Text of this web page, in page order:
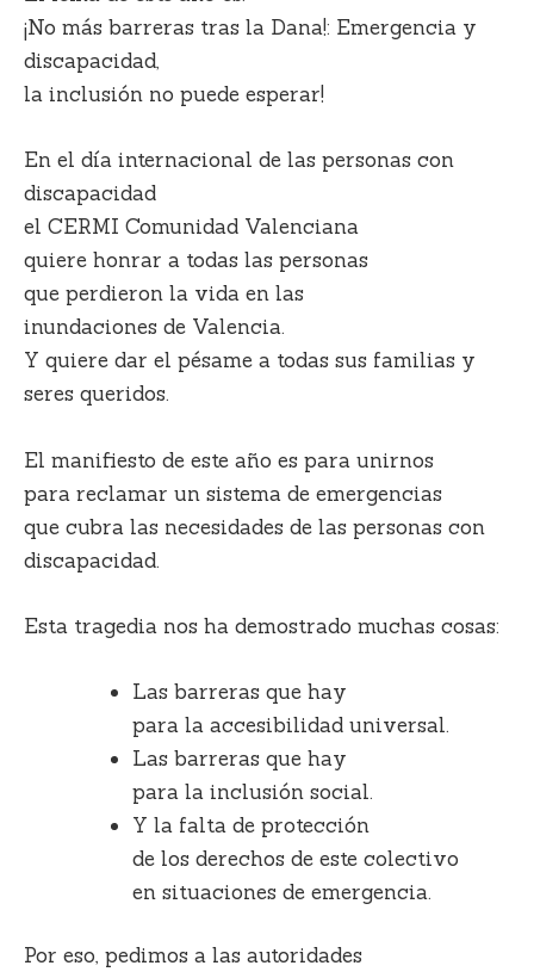
¡No más barreras tras la Dana!: Emergencia y
discapacidad,
la inclusión no puede esperar!
En el día internacional de las personas con
discapacidad
el CERMI Comunidad Valenciana
quiere honrar a todas las personas
que perdieron la vida en las
inundaciones de Valencia.
Y quiere dar el pésame a todas sus familias y
seres queridos.
El manifiesto de este año es para unirnos
para reclamar un sistema de emergencias
que cubra las necesidades de las personas con
discapacidad.
Esta tragedia nos ha demostrado muchas cosas:
Las barreras que hay
para la accesibilidad universal.
Las barreras que hay
para la inclusión social.
Y la falta de protección
de los derechos de este colectivo
en situaciones de emergencia.
Por eso, pedimos a las autoridades